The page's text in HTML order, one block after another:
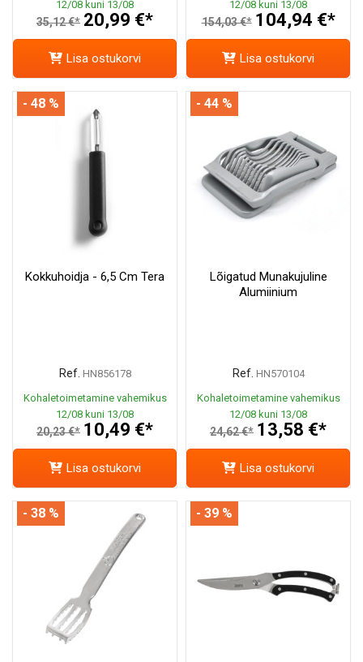
12/08 kuni 13/08
35,12 €* 20,99 €*
Lisa ostukorvi
12/08 kuni 13/08
154,03 €* 104,94 €*
Lisa ostukorvi
Kokkuhoidja - 6,5 Cm Tera
Ref. HN856178
Kohaletoimetamine vahemikus
12/08 kuni 13/08
20,23 €* 10,49 €*
- 48 %
Lisa ostukorvi
Lõigatud Munakujuline
Alumiinium
Ref. HN570104
Kohaletoimetamine vahemikus
12/08 kuni 13/08
24,62 €* 13,58 €*
- 44 %
Lisa ostukorvi
- 38 % - 39 %